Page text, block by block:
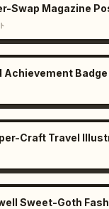
Swap Magazine
Achievement Badge
Craft Travel
Sweet-Goth